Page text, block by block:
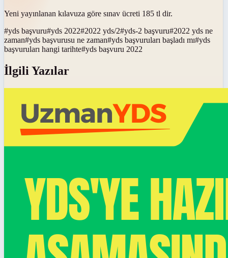
Yeni yayınlanan kılavuza göre sınav ücreti 185 tl dir.
#yds başvuru#yds 2022#2022 yds/2#yds-2 başvuru#2022 yds ne
zaman#yds başvurusu ne zaman#yds başvuruları başladı mı#yds
başvuruları hangi tarihte#yds başvuru 2022
İlgili Yazılar